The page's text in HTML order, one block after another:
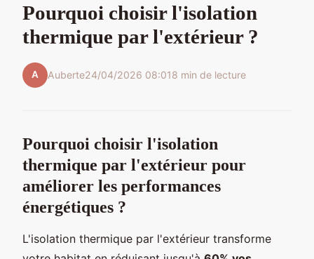
Pourquoi choisir l'isolation
thermique par l'extérieur ?
A Auberte24/04/2026 08:018 min de lecture
Pourquoi choisir l'isolation
thermique par l'extérieur pour
améliorer les performances
énergétiques ?
L'isolation thermique par l'extérieur transforme